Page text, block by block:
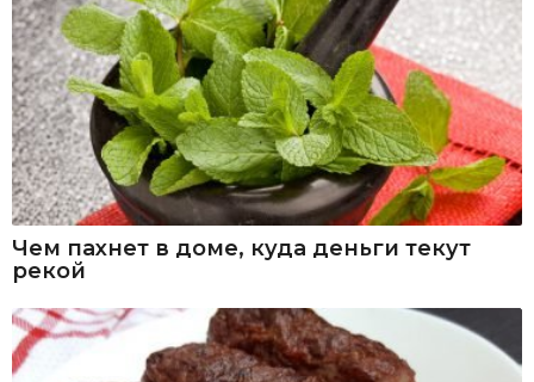
Чем пахнет в доме, куда деньги текут
рекой